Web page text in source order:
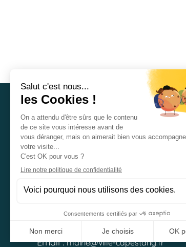
Mairie de Capestang
34310 CAPESTANG
Tel :04.67.49.85.95
Email :mairie@ville-capestang.fr